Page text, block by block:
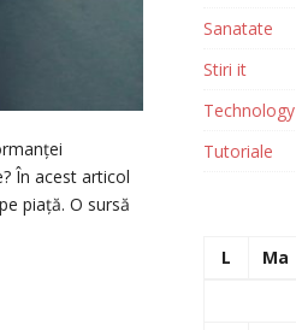
În acest articol
piață. O sursă
Sanatate
Stiri it
Technology
Tutoriale
L
Ma